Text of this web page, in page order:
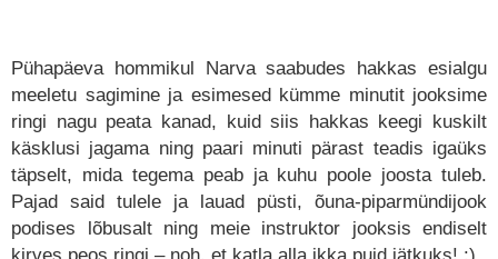
Pühapäeva hommikul Narva saabudes hakkas esialgu
meeletu sagimine ja esimesed kümme minutit jooksime
ringi nagu peata kanad, kuid siis hakkas keegi kuskilt
käsklusi jagama ning paari minuti pärast teadis igaüks
täpselt, mida tegema peab ja kuhu poole joosta tuleb.
Pajad said tulele ja lauad püsti, õuna-piparmündijook
podises lõbusalt ning meie instruktor jooksis endiselt